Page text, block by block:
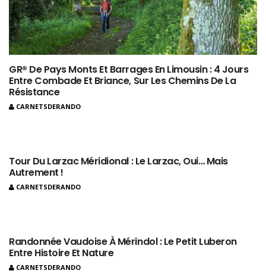
GR® De Pays Monts Et Barrages En Limousin : 4 Jours
Entre Combade Et Briance, Sur Les Chemins De La
Résistance
CARNETSDERANDO
Tour Du Larzac Méridional : Le Larzac, Oui… Mais
Autrement !
CARNETSDERANDO
Randonnée Vaudoise À Mérindol : Le Petit Luberon
Entre Histoire Et Nature
CARNETSDERANDO